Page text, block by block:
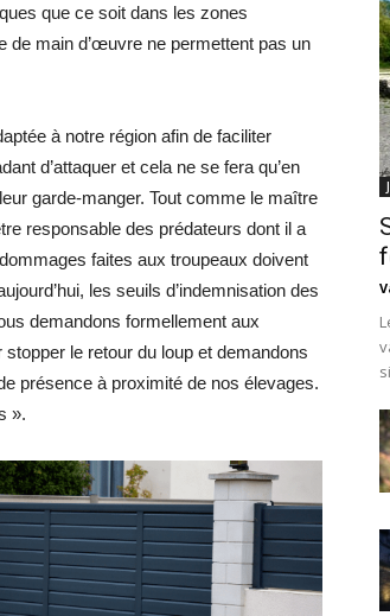
que ce soit dans les zones
de main d’œuvre ne permettent pas un
à notre région afin de faciliter
d’attaquer et cela ne se fera qu’en
garde-manger. Tout comme le maître
responsable des prédateurs dont il a
faites aux troupeaux doivent
les seuils d’indemnisation des
demandons formellement aux
le retour du loup et demandons
présence à proximité de nos élevages.
».